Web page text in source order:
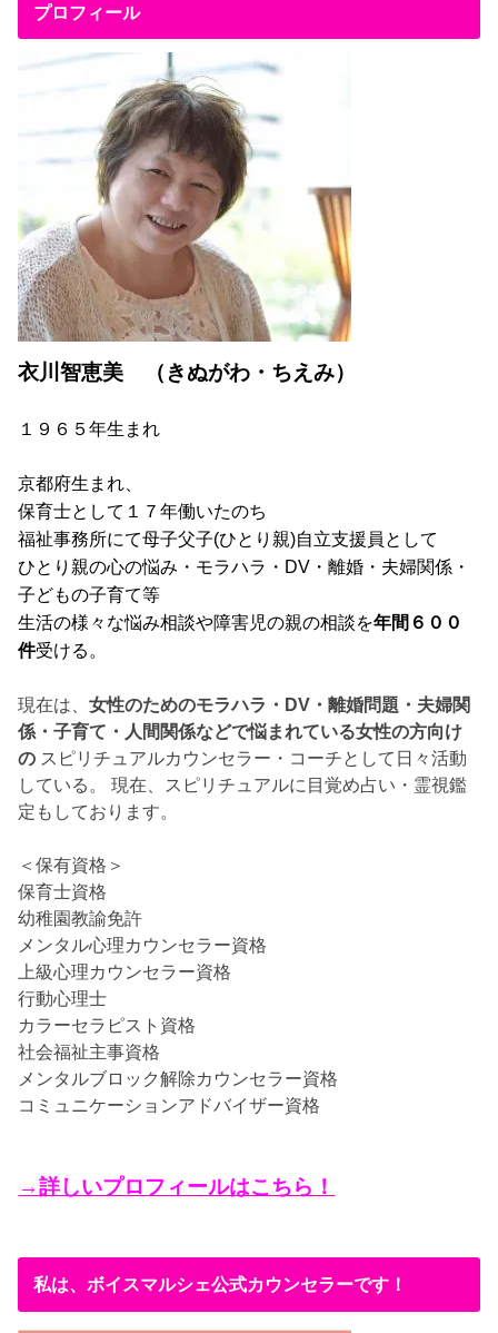
プロフィール
衣川智恵美 （きぬがわ・ちえみ）
１９６５年生まれ
京都府生まれ、
保育士として１７年働いたのち
福祉事務所にて母子父子(ひとり親)自立支援員として
ひとり親の心の悩み・モラハラ・DV・離婚・夫婦関係・
子どもの子育て等
生活の様々な悩み相談や障害児の親の相談を年間６００
件受ける。
現在は、女性のためのモラハラ・DV・離婚問題・夫婦関
係・子育て・人間関係などで悩まれている女性の方向け
の スピリチュアルカウンセラー・コーチとして日々活動
している。 現在、スピリチュアルに目覚め占い・霊視鑑
定もしております。
＜保有資格＞
保育士資格
幼稚園教諭免許
メンタル心理カウンセラー資格
上級心理カウンセラー資格
行動心理士
カラーセラピスト資格
社会福祉主事資格
メンタルブロック解除カウンセラー資格
コミュニケーションアドバイザー資格
→詳しいプロフィールはこちら！
私は、ボイスマルシェ公式カウンセラーです！